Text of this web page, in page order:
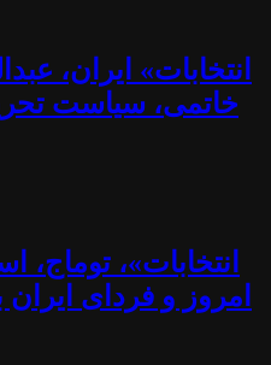
خاتمی، سیاست
امروز و فردای